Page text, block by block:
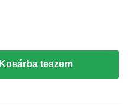
Kosárba teszem